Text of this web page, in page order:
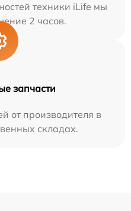
техники iLife мы
2 часов.
запчасти
от производителя в
складах.